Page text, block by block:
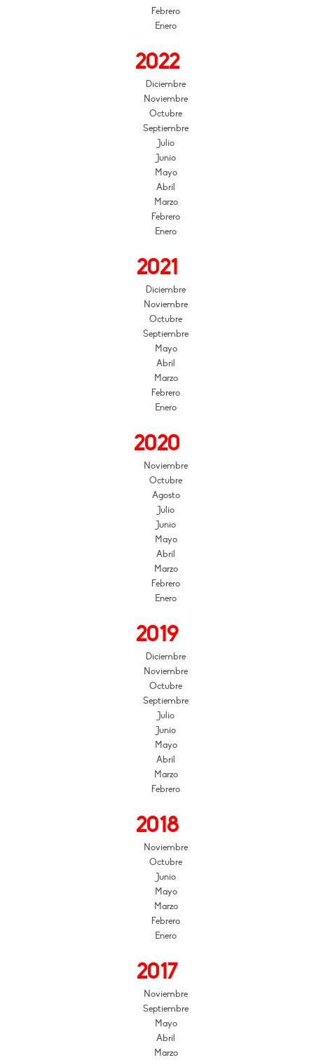
Febrero
Enero
2022
Diciembre
Noviembre
Octubre
Septiembre
Julio
Junio
Mayo
Abril
Marzo
Febrero
Enero
2021
Diciembre
Noviembre
Octubre
Septiembre
Mayo
Abril
Marzo
Febrero
Enero
2020
Noviembre
Octubre
Agosto
Julio
Junio
Mayo
Abril
Marzo
Febrero
Enero
2019
Diciembre
Noviembre
Octubre
Septiembre
Julio
Junio
Mayo
Abril
Marzo
Febrero
2018
Noviembre
Octubre
Junio
Mayo
Marzo
Febrero
Enero
2017
Noviembre
Septiembre
Mayo
Abril
Marzo